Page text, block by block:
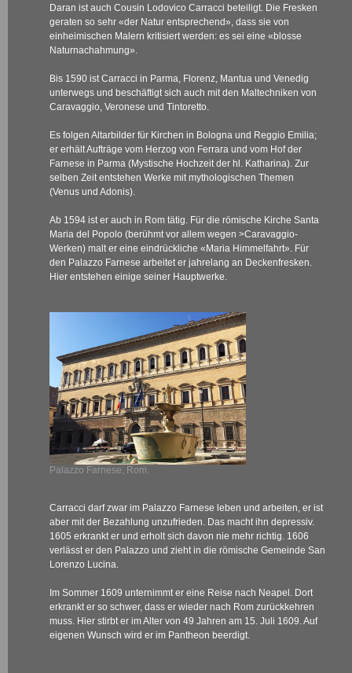
Daran ist auch Cousin Lodovico Carracci beteiligt. Die Fresken
geraten so sehr «der Natur entsprechend», dass sie von
einheimischen Malern kritisiert werden: es sei eine «blosse
Naturnachahmung».
Bis 1590 ist Carracci in Parma, Florenz, Mantua und Venedig
unterwegs und beschäftigt sich auch mit den Maltechniken von
Caravaggio, Veronese und Tintoretto.
Es folgen Altarbilder für Kirchen in Bologna und Reggio Emilia;
er erhält Aufträge vom Herzog von Ferrara und vom Hof der
Farnese in Parma (Mystische Hochzeit der hl. Katharina). Zur
selben Zeit entstehen Werke mit mythologischen Themen
(Venus und Adonis).
Ab 1594 ist er auch in Rom tätig. Für die römische Kirche Santa
Maria del Popolo (berühmt vor allem wegen >Caravaggio-
Werken) malt er eine eindrückliche «Maria Himmelfahrt». Für
den Palazzo Farnese arbeitet er jahrelang an Deckenfresken.
Hier entstehen einige seiner Hauptwerke.
Palazzo Farnese, Rom.
Carracci darf zwar im Palazzo Farnese leben und arbeiten, er ist
aber mit der Bezahlung unzufrieden. Das macht ihn depressiv.
1605 erkrankt er und erholt sich davon nie mehr richtig. 1606
verlässt er den Palazzo und zieht in die römische Gemeinde San
Lorenzo Lucina.
Im Sommer 1609 unternimmt er eine Reise nach Neapel. Dort
erkrankt er so schwer, dass er wieder nach Rom zurückkehren
muss. Hier stirbt er im Alter von 49 Jahren am 15. Juli 1609. Auf
eigenen Wunsch wird er im Pantheon beerdigt.